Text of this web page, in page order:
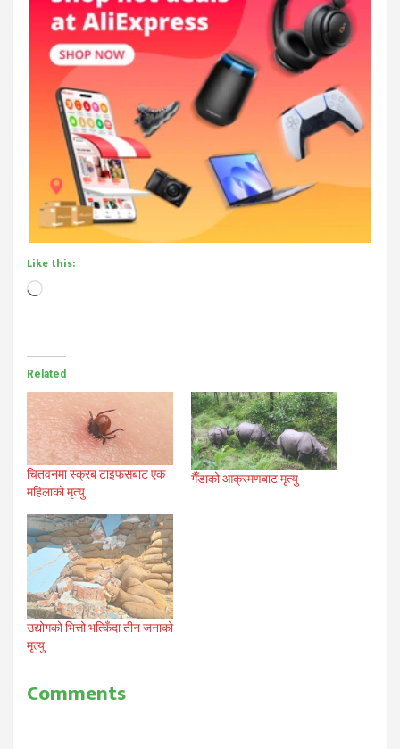
Like this:
Loading…
Related
चितवनमा स्क्रब टाइफसबाट एक
महिलाको मृत्यु
गैँडाको आक्रमणबाट मृत्यु
उद्योगको भित्तो भत्किँदा तीन जनाको
मृत्यु
Comments